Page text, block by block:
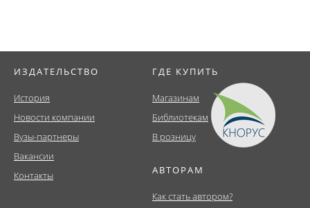
ИЗДАТЕЛЬСТВО
История
Новости компании
Вузы-партнеры
Вакансии
Контакты
ГДЕ КУПИТЬ
Магазинам
Библиотекам
В розницу
АВТОРАМ
Как стать автором?